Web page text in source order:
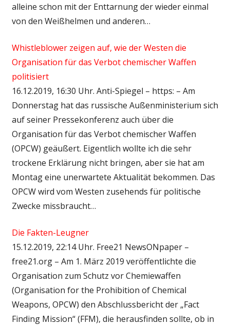
alleine schon mit der Enttarnung der wieder einmal
von den Weißhelmen und anderen…
Whistleblower zeigen auf, wie der Westen die
Organisation für das Verbot chemischer Waffen
politisiert
16.12.2019, 16:30 Uhr. Anti-Spiegel – https: – Am
Donnerstag hat das russische Außenministerium sich
auf seiner Pressekonferenz auch über die
Organisation für das Verbot chemischer Waffen
(OPCW) geäußert. Eigentlich wollte ich die sehr
trockene Erklärung nicht bringen, aber sie hat am
Montag eine unerwartete Aktualität bekommen. Das
OPCW wird vom Westen zusehends für politische
Zwecke missbraucht…
Die Fakten-Leugner
15.12.2019, 22:14 Uhr. Free21 NewsONpaper –
free21.org – Am 1. März 2019 veröffentlichte die
Organisation zum Schutz vor Chemiewaffen
(Organisation for the Prohibition of Chemical
Weapons, OPCW) den Abschlussbericht der „Fact
Finding Mission“ (FFM), die herausfinden sollte, ob in